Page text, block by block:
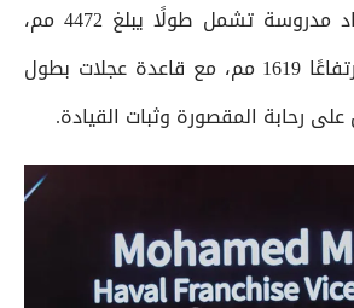
وتأتي السيارة بأبعاد مدروسة تشمل طولًا يبلغ 4472 مم،
وعرضًا 1841 مم، وارتفاعًا 1619 مم، مع قاعدة عجلات بطول